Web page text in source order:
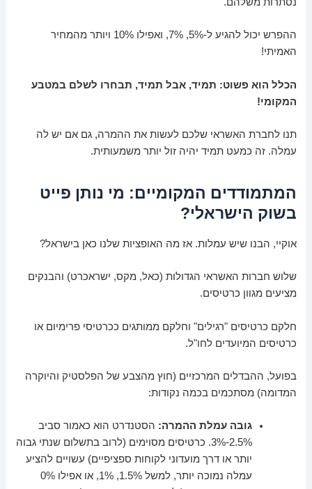
ההפרש יכול להגיע ל-5%, 7%, ואפילו 10% ויותר מהמחיר
האמיתי!
הכלל הוא פשוט: תמיד, אבל תמיד, תבחרו לשלם במטבע
המקומי!
תנו לחברת האשראי שלכם לעשות את ההמרה, גם אם יש לה
עמלה. זה כמעט תמיד יהיה זול יותר משמעותית.
המתמודדים המקומיים: מי נותן פייט
בשוק הישראלי?
אוקיי, הבנו שיש עמלות. אז מה האופציות שלנו כאן בישראל?
שלוש חברות האשראי הגדולות (כאל, מקס, ישראכרט) והבנקים
מציעים מגוון כרטיסים.
חלקם כרטיסים "רגילים" וחלקם ממותגים ככרטיסי פרימיום או
כרטיסים המיועדים לחו"ל.
בפועל, ההבדלים המרכזיים (חוץ מהצבע של הפלסטיק והיוקרה
המדומה) מסתכמים בכמה נקודות:
גובה עמלת ההמרה: הסטנדרט הוא כאמור סביב
2.5%-3%. כרטיסים מסוימים (לרוב בתשלום שנתי גבוה
יותר או דרך מועדוני לקוחות ספציפיים) עשויים להציע
עמלה נמוכה יותר, למשל 1.5%, 1%, או אפילו 0%